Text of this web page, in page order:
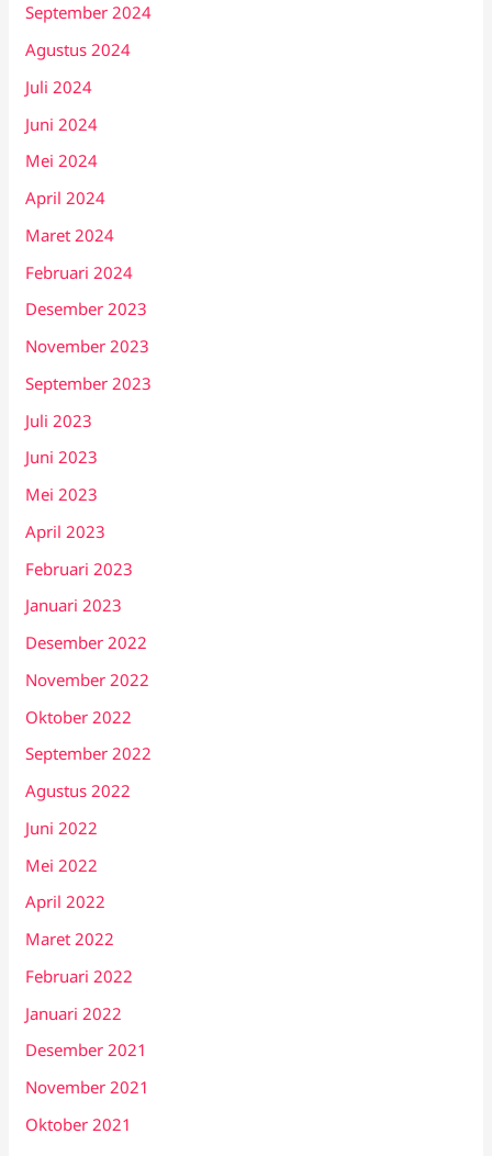
September 2024
Agustus 2024
Juli 2024
Juni 2024
Mei 2024
April 2024
Maret 2024
Februari 2024
Desember 2023
November 2023
September 2023
Juli 2023
Juni 2023
Mei 2023
April 2023
Februari 2023
Januari 2023
Desember 2022
November 2022
Oktober 2022
September 2022
Agustus 2022
Juni 2022
Mei 2022
April 2022
Maret 2022
Februari 2022
Januari 2022
Desember 2021
November 2021
Oktober 2021